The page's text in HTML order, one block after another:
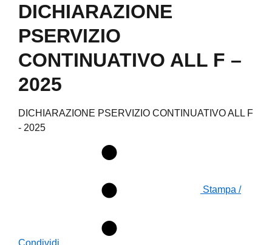
DICHIARAZIONE
PSERVIZIO
CONTINUATIVO ALL F –
2025
DICHIARAZIONE PSERVIZIO CONTINUATIVO ALL F
- 2025
Stampa /
Condividi